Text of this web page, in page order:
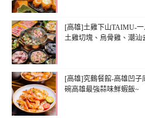
[高雄]土雞下山TAIMU-
土雞切塊、烏骨雞、潮汕
[高雄]究鶴餐館-高雄凹子
碗高雄最強蒜味鮮蝦飯~